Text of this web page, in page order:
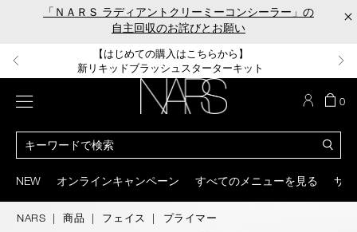
×
「ＮＡＲＳ ラディアントクリーミーコンシーラー」の
自主回収のお詫びとお願い
【ミニパフプレゼント】
新リキッドブラッシュご購入でプレゼント
【はじめての購入はこちらから】
新リキッドブラッシュスターターキット
【サンプル＆ヘアピン付】
オイルクレンジングキット
【ギフトショッパープレゼント】
カラーアイテムをあの人へのプレゼントに
【ポーチ＆ブラッシュプレゼント】
ORGASM CAMPAIGN
メニュー
NEW オンラインキャンペーン すべてのメニューを見る サ
カ
ト
商
数
0
ロ
グ
検
索
can
tab
NARS 商品 フェイス プライマー